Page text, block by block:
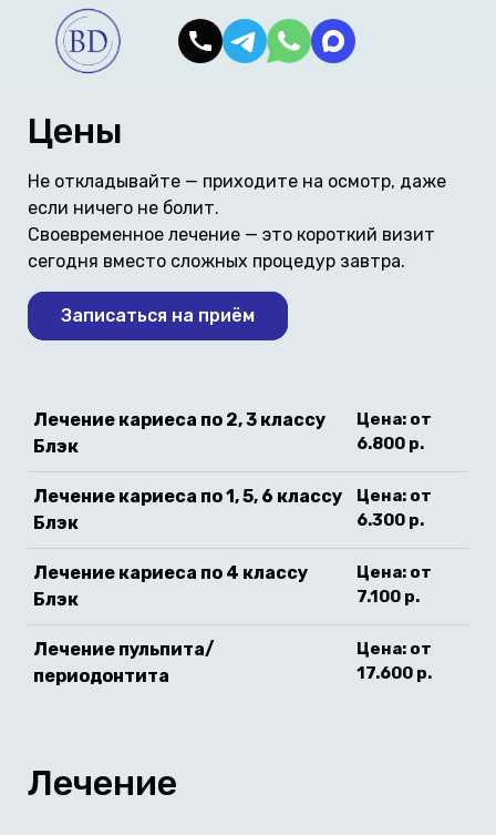
Цены
Не откладывайте — приходите на осмотр, даже
если ничего не болит.
Своевременное лечение — это короткий визит
сегодня вместо сложных процедур завтра.
Записаться на приём
Лечение кариеса по 2, 3 классу
Блэк
Цена: от
6.800 р.
Лечение кариеса по 1, 5, 6 классу
Блэк
Цена: от
6.300 р.
Лечение кариеса по 4 классу
Блэк
Цена: от
7.100 р.
Лечение пульпита/
периодонтита
Цена: от
17.600 р.
Лечение